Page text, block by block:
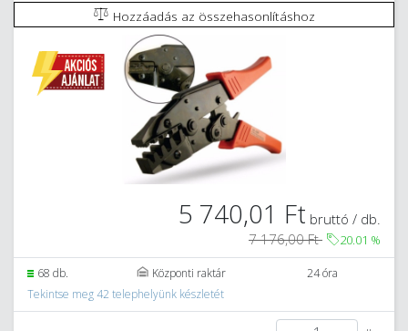
Hozzáadás az összehasonlításhoz
5 740,01 Ft bruttó / db.
7 176,00 Ft
20.01 %
68 db. Központi raktár
24 óra
Tekintse meg 42 telephelyünk készletét